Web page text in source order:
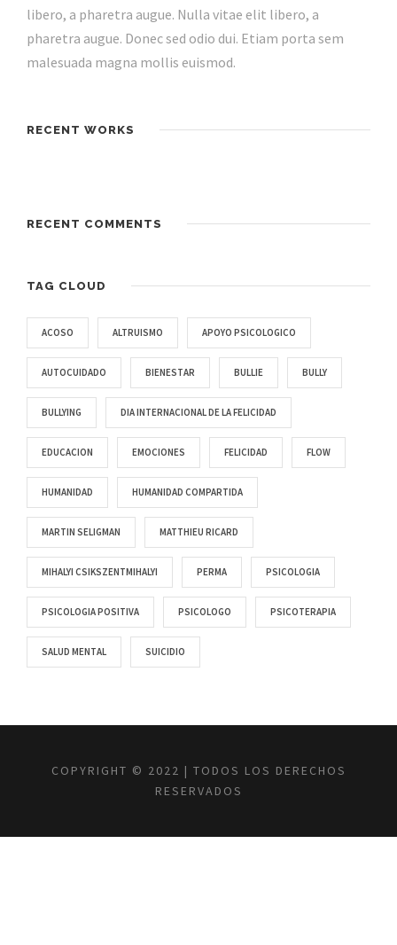
libero, a pharetra augue. Nulla vitae elit libero, a
pharetra augue. Donec sed odio dui. Etiam porta sem
malesuada magna mollis euismod.
RECENT WORKS
RECENT COMMENTS
TAG CLOUD
ACOSO ALTRUISMO APOYO PSICOLOGICO
AUTOCUIDADO BIENESTAR BULLIE BULLY
BULLYING DIA INTERNACIONAL DE LA FELICIDAD
EDUCACION EMOCIONES FELICIDAD FLOW
HUMANIDAD HUMANIDAD COMPARTIDA
MARTIN SELIGMAN MATTHIEU RICARD
MIHALYI CSIKSZENTMIHALYI PERMA PSICOLOGIA
PSICOLOGIA POSITIVA PSICOLOGO PSICOTERAPIA
SALUD MENTAL SUICIDIO
COPYRIGHT © 2022 | TODOS LOS DERECHOS
RESERVADOS